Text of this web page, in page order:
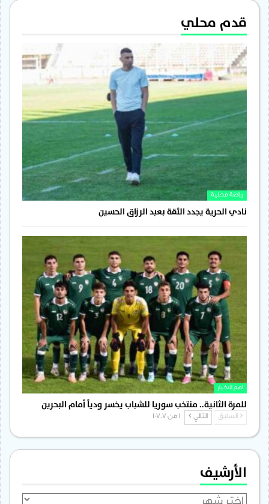
قدم محلي
رياضة محلية
نادي الحرية يجدد الثقة بعبد الرزاق الحسين
اهم الاخبار
للمرة الثانية.. منتخب سوريا للشباب يخسر ودياً أمام البحرين
السابق التالي
الأرشيف
الأرشيف